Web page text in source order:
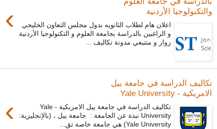
والتكنولوجيا الأردنية
›
اعلان هام لطلاب الثانويه بدول مجلس التعاون الخليجي
و الراغبين بالدراسة بجامعة العلوم و التكنولوجيا الأردنية
زوار و متتبعي مدونة تكاليف ...
تكاليف الدراسة في جامعة ييل
الامريكية - Yale University
›
تكاليف الدراسة في جامعة ييل الامريكية - Yale
University نبذة عن الجامعة : جامعة ييل ، (بالإنجليزية:
Yale University) هي جامعة خاصة تق...